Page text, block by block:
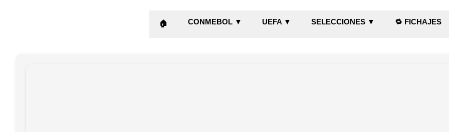
🏠 CONMEBOL ▼ UEFA ▼ SELECCIONES ▼ 🔁 FICHAJES